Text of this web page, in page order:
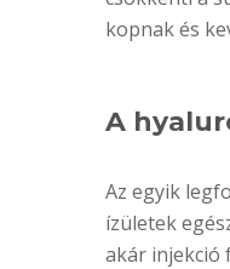
kopnak és
A
Az egyik
ízületek
akár injekció